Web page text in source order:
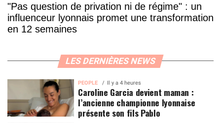
"Pas question de privation ni de régime" : un
influenceur lyonnais promet une transformation
en 12 semaines
LES DERNIÈRES NEWS
PEOPLE Il y a 4 heures
Caroline Garcia devient maman :
l’ancienne championne lyonnaise
présente son fils Pablo